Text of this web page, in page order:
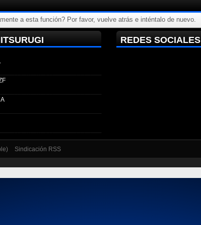
a esta función? Por favor, vuelve atrás e inténtalo de nuevo.
REDES SOCIALES
Sindicación RSS